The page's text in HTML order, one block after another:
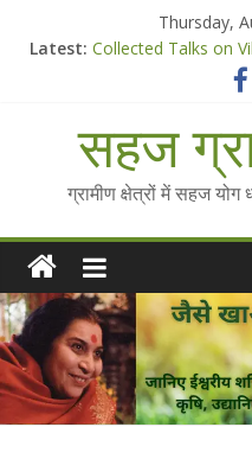
Thursday,
Latest: Collected Talks on
सहज कृषि प्रचार-प्रसार
Standee Designs
Chalo Gaon Ki Or
सहज
ग्रामीण क्षेत्रों में सहज